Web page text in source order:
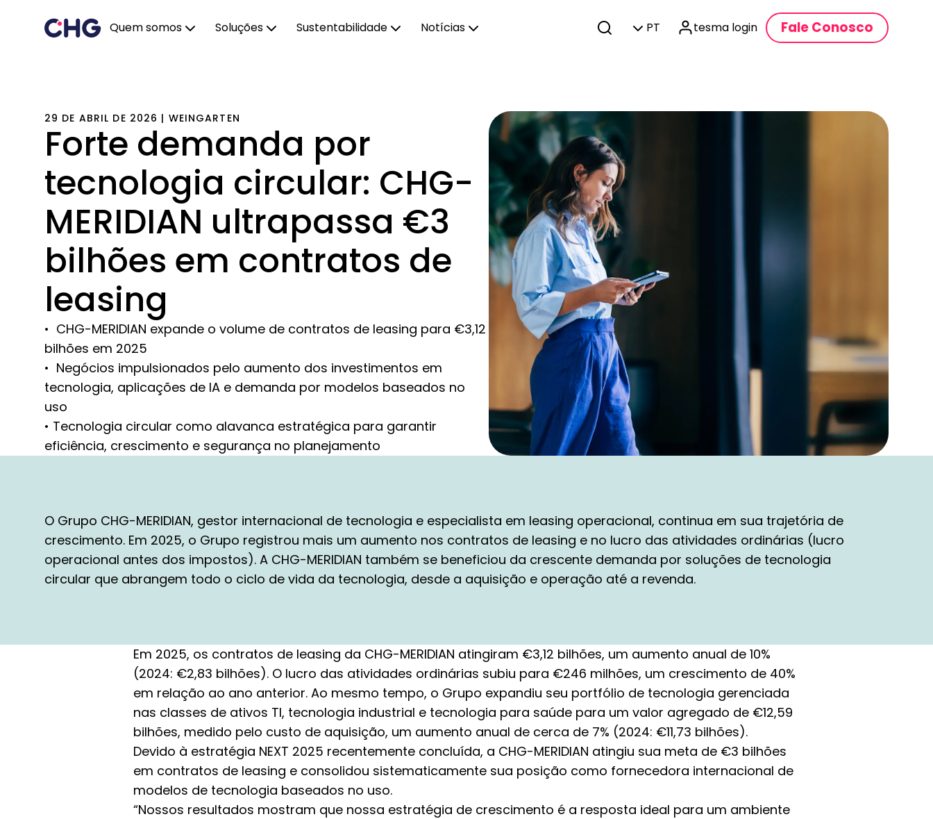
Quem somos Soluções Sustentabilidade Notícias PT tesma login Fale Conosco
29 DE ABRIL DE 2026 | WEINGARTEN
Forte demanda por
tecnologia circular: CHG-
MERIDIAN ultrapassa €3
bilhões em contratos de
leasing
• CHG-MERIDIAN expande o volume de contratos de leasing para €3,12
bilhões em 2025
• Negócios impulsionados pelo aumento dos investimentos em
tecnologia, aplicações de IA e demanda por modelos baseados no
uso
• Tecnologia circular como alavanca estratégica para garantir
eficiência, crescimento e segurança no planejamento
O Grupo CHG-MERIDIAN, gestor internacional de tecnologia e especialista em leasing operacional, continua em sua trajetória de
crescimento. Em 2025, o Grupo registrou mais um aumento nos contratos de leasing e no lucro das atividades ordinárias (lucro
operacional antes dos impostos). A CHG-MERIDIAN também se beneficiou da crescente demanda por soluções de tecnologia
circular que abrangem todo o ciclo de vida da tecnologia, desde a aquisição e operação até a revenda.
Em 2025, os contratos de leasing da CHG-MERIDIAN atingiram €3,12 bilhões, um aumento anual de 10%
(2024: €2,83 bilhões). O lucro das atividades ordinárias subiu para €246 milhões, um crescimento de 40%
em relação ao ano anterior. Ao mesmo tempo, o Grupo expandiu seu portfólio de tecnologia gerenciada
nas classes de ativos TI, tecnologia industrial e tecnologia para saúde para um valor agregado de €12,59
bilhões, medido pelo custo de aquisição, um aumento anual de cerca de 7% (2024: €11,73 bilhões).
Devido à estratégia NEXT 2025 recentemente concluída, a CHG-MERIDIAN atingiu sua meta de €3 bilhões
em contratos de leasing e consolidou sistematicamente sua posição como fornecedora internacional de
modelos de tecnologia baseados no uso.
“Nossos resultados mostram que nossa estratégia de crescimento é a resposta ideal para um ambiente